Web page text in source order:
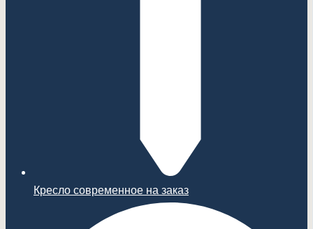
Кресло современное на заказ